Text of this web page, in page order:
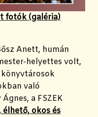
fotók (galéria)
Anett, humán
helyettes volt,
való
a FSZEK
élhető, okos és